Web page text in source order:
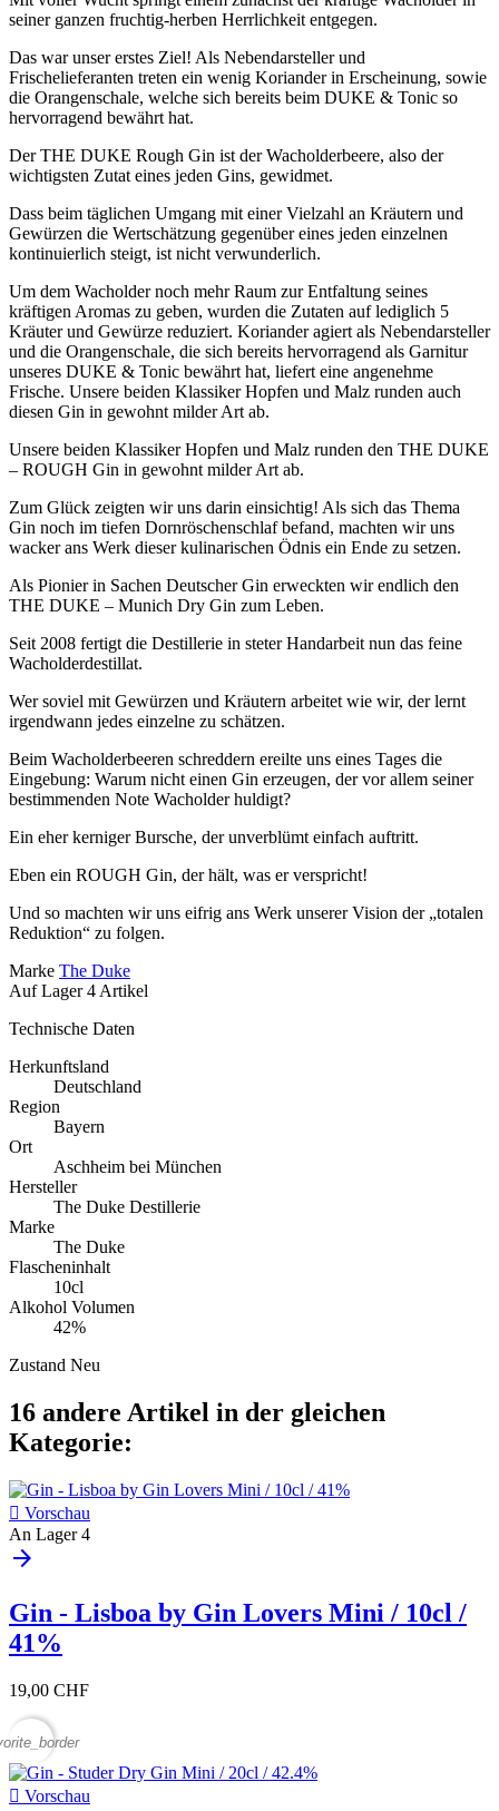
seiner ganzen fruchtig-herben Herrlichkeit entgegen.
Das war unser erstes Ziel! Als Nebendarsteller und
Frischelieferanten treten ein wenig Koriander in Erscheinung, sowie
die Orangenschale, welche sich bereits beim DUKE & Tonic so
hervorragend bewährt hat.
Der THE DUKE Rough Gin ist der Wacholderbeere, also der
wichtigsten Zutat eines jeden Gins, gewidmet.
Dass beim täglichen Umgang mit einer Vielzahl an Kräutern und
Gewürzen die Wertschätzung gegenüber eines jeden einzelnen
kontinuierlich steigt, ist nicht verwunderlich.
Um dem Wacholder noch mehr Raum zur Entfaltung seines
kräftigen Aromas zu geben, wurden die Zutaten auf lediglich 5
Kräuter und Gewürze reduziert. Koriander agiert als Nebendarsteller
und die Orangenschale, die sich bereits hervorragend als Garnitur
unseres DUKE & Tonic bewährt hat, liefert eine angenehme
Frische. Unsere beiden Klassiker Hopfen und Malz runden auch
diesen Gin in gewohnt milder Art ab.
Unsere beiden Klassiker Hopfen und Malz runden den THE DUKE
– ROUGH Gin in gewohnt milder Art ab.
Zum Glück zeigten wir uns darin einsichtig! Als sich das Thema
Gin noch im tiefen Dornröschenschlaf befand, machten wir uns
wacker ans Werk dieser kulinarischen Ödnis ein Ende zu setzen.
Als Pionier in Sachen Deutscher Gin erweckten wir endlich den
THE DUKE – Munich Dry Gin zum Leben.
Seit 2008 fertigt die Destillerie in steter Handarbeit nun das feine
Wacholderdestillat.
Wer soviel mit Gewürzen und Kräutern arbeitet wie wir, der lernt
irgendwann jedes einzelne zu schätzen.
Beim Wacholderbeeren schreddern ereilte uns eines Tages die
Eingebung: Warum nicht einen Gin erzeugen, der vor allem seiner
bestimmenden Note Wacholder huldigt?
Ein eher kerniger Bursche, der unverblümt einfach auftritt.
Eben ein ROUGH Gin, der hält, was er verspricht!
Und so machten wir uns eifrig ans Werk unserer Vision der „totalen
Reduktion“ zu folgen.
Marke The Duke
Auf Lager 4 Artikel
Technische Daten
Herkunftsland
Deutschland
Region
Bayern
Ort
Aschheim bei München
Hersteller
The Duke Destillerie
Marke
The Duke
Flascheninhalt
10cl
Alkohol Volumen
42%
Zustand Neu
16 andere Artikel in der gleichen
Kategorie:
 Vorschau
An Lager 4
arrow_forward
Gin - Lisboa by Gin Lovers Mini / 10cl /
41%
19,00 CHF
 Vorschau